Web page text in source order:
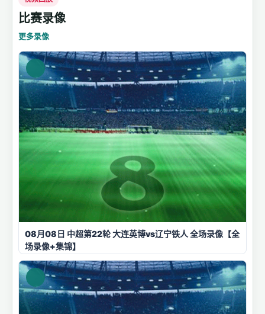
比赛录像
更多录像
08月08日 中超第22轮 大连英博vs辽宁铁人 全场录像【全
场录像+集锦】